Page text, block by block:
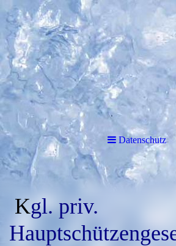
Datenschutz
Kgl. priv.